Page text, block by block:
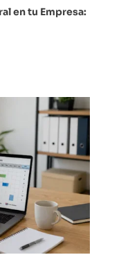
en tu Empresa: